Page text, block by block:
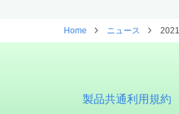
Home ニュース
製品共通利用規約